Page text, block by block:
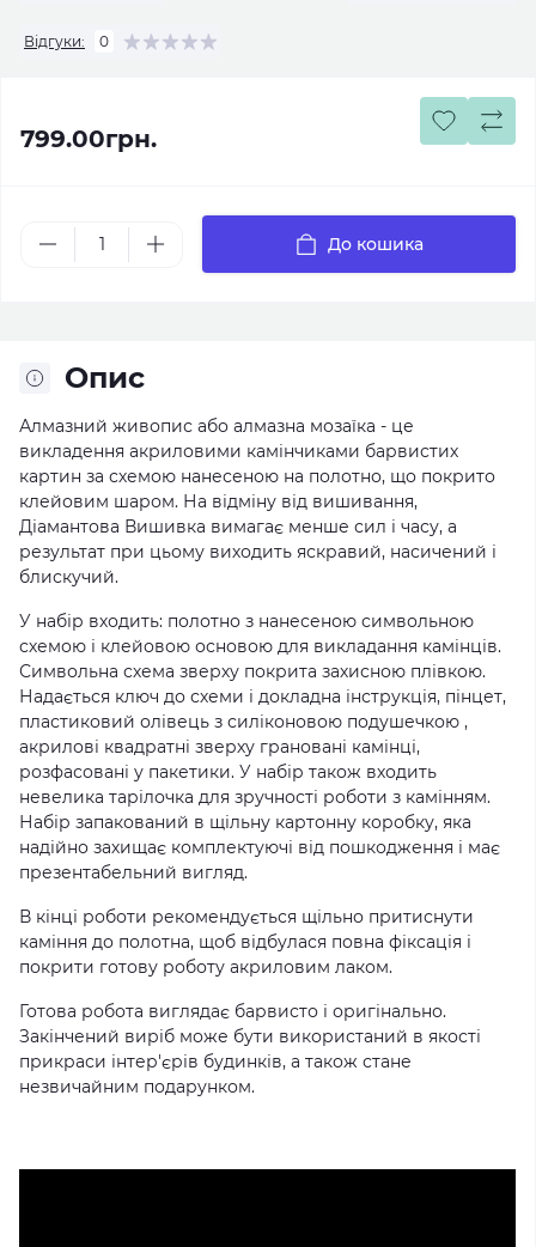
Відгуки: 0
799.00грн.
До кошика
Опис
Алмазний живопис або алмазна мозаїка - це
викладення акриловими камінчиками барвистих
картин за схемою нанесеною на полотно, що покрито
клейовим шаром. На відміну від вишивання,
Діамантова Вишивка вимагає менше сил і часу, а
результат при цьому виходить яскравий, насичений і
блискучий.
У набір входить: полотно з нанесеною символьною
схемою і клейовою основою для викладання камінців.
Символьна схема зверху покрита захисною плівкою.
Надається ключ до схеми і докладна інструкція, пінцет,
пластиковий олівець з силіконовою подушечкою ,
акрилові квадратні зверху грановані камінці,
розфасовані у пакетики. У набір також входить
невелика тарілочка для зручності роботи з камінням.
Набір запакований в щільну картонну коробку, яка
надійно захищає комплектуючі від пошкодження і має
презентабельний вигляд.
В кінці роботи рекомендується щільно притиснути
каміння до полотна, щоб відбулася повна фіксація і
покрити готову роботу акриловим лаком.
Готова робота виглядає барвисто і оригінально.
Закінчений виріб може бути використаний в якості
прикраси інтер'єрів будинків, а також стане
незвичайним подарунком.